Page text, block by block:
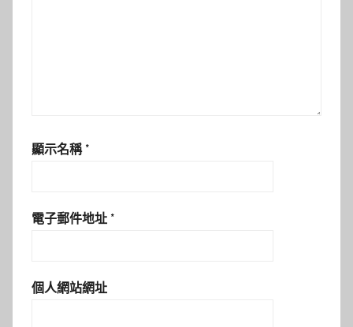
顯示名稱 *
電子郵件地址 *
個人網站網址